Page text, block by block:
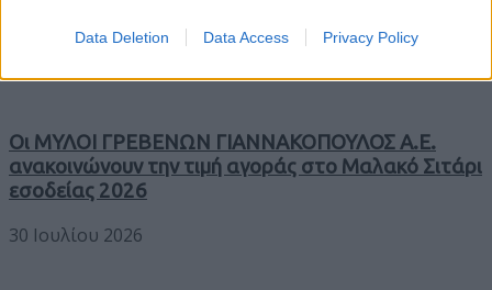
Data Deletion Data Access Privacy Policy
Οι ΜΥΛΟΙ ΓΡΕΒΕΝΩΝ ΓΙΑΝΝΑΚΟΠΟΥΛΟΣ Α.Ε.
ανακοινώνουν την τιμή αγοράς στο Μαλακό Σιτάρι
εσοδείας 2026
30 Ιουλίου 2026